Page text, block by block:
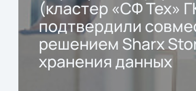
(кластер «СФ Тех»
подтвердили
решением Sharx
хранения данных